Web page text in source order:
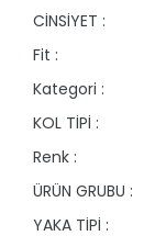
CİNSİYET :
Fit :
Kategori :
KOL TİPİ :
Renk :
ÜRÜN GRUBU :
YAKA TİPİ :